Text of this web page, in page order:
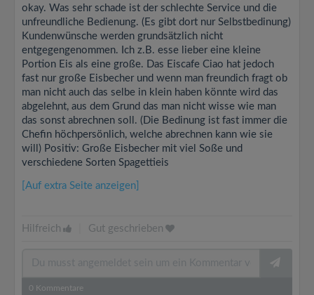
okay. Was sehr schade ist der schlechte Service und die
unfreundliche Bedienung. (Es gibt dort nur Selbstbedinung)
Kundenwünsche werden grundsätzlich nicht
entgegengenommen. Ich z.B. esse lieber eine kleine
Portion Eis als eine große. Das Eiscafe Ciao hat jedoch
fast nur große Eisbecher und wenn man freundich fragt ob
man nicht auch das selbe in klein haben könnte wird das
abgelehnt, aus dem Grund das man nicht wisse wie man
das sonst abrechnen soll. (Die Bedinung ist fast immer die
Chefin höchpersönlich, welche abrechnen kann wie sie
will) Positiv: Große Eisbecher mit viel Soße und
verschiedene Sorten Spagettieis
[Auf extra Seite anzeigen]
Hilfreich Gut geschrieben
0 Kommentare